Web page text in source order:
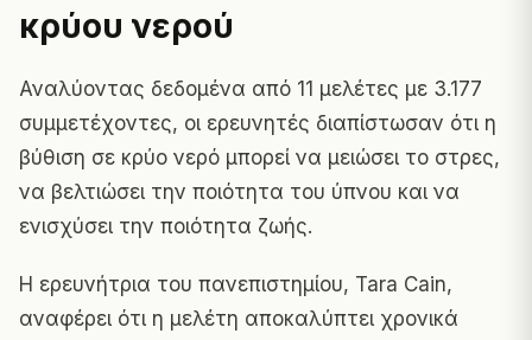
κρύου νερού
Αναλύοντας δεδομένα από 11 μελέτες με 3.177
συμμετέχοντες, οι ερευνητές διαπίστωσαν ότι η
βύθιση σε κρύο νερό μπορεί να μειώσει το στρες,
να βελτιώσει την ποιότητα του ύπνου και να
ενισχύσει την ποιότητα ζωής.
Η ερευνήτρια του πανεπιστημίου, Tara Cain,
αναφέρει ότι η μελέτη αποκαλύπτει χρονικά